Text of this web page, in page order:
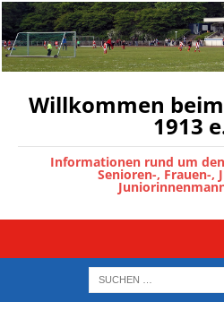
Willkommen beim
1913
Informationen rund um den
Senioren-, Frauen-,